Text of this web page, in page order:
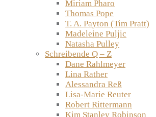
Miriam Pharo
Thomas Pope
T. A. Payton (Tim Pratt)
Madeleine Puljic
Natasha Pulley
Schreibende Q – Z
Dane Rahlmeyer
Lina Rather
Alessandra Reß
Lisa-Marie Reuter
Robert Rittermann
Kim Stanley Robinson